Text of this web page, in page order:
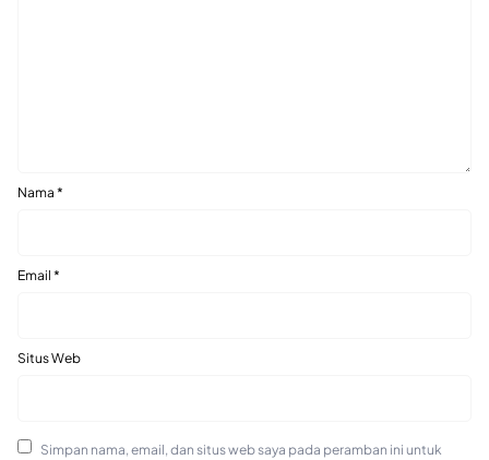
Nama *
Email *
Situs Web
Simpan nama, email, dan situs web saya pada peramban ini untuk